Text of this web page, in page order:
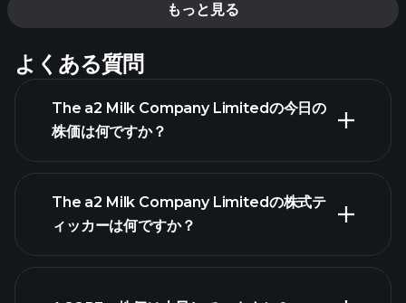
もっと見る
よくある質問
The a2 Milk Company Limitedの今日の
株価は何ですか？
詳細チャート
The a2 Milk Company Limitedの株式テ
ィッカーは何ですか？